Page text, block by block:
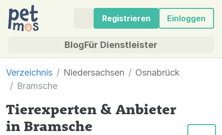
Registrieren Einloggen
BlogFür Dienstleister
Verzeichnis Niedersachsen
Osnabrück
Bramsche
Tierexperten & Anbieter
in Bramsche